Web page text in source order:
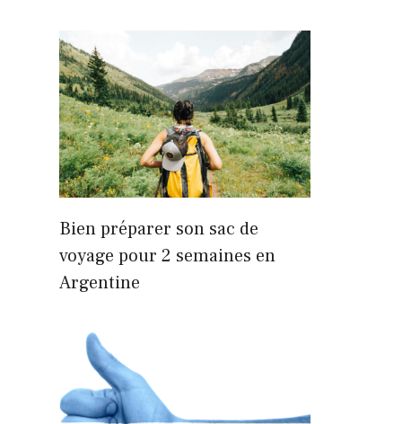
Bien préparer son sac de
voyage pour 2 semaines en
Argentine